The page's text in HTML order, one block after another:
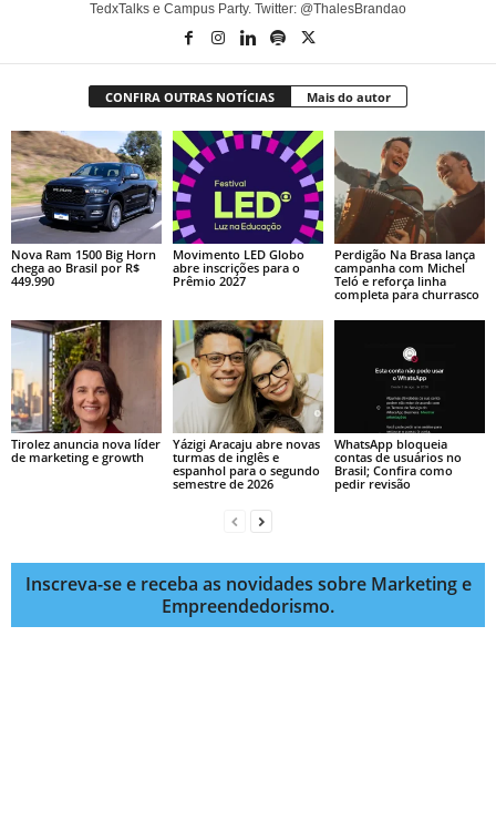
TedxTalks e Campus Party. Twitter: @ThalesBrandao
CONFIRA OUTRAS NOTÍCIAS Mais do autor
Nova Ram 1500 Big Horn
chega ao Brasil por R$
449.990
Movimento LED Globo
abre inscrições para o
Prêmio 2027
Perdigão Na Brasa lança
campanha com Michel
Teló e reforça linha
completa para churrasco
Tirolez anuncia nova líder
de marketing e growth
Yázigi Aracaju abre novas
turmas de inglês e
espanhol para o segundo
semestre de 2026
WhatsApp bloqueia
contas de usuários no
Brasil; Confira como
pedir revisão
Inscreva-se e receba as novidades sobre Marketing e
Empreendedorismo.